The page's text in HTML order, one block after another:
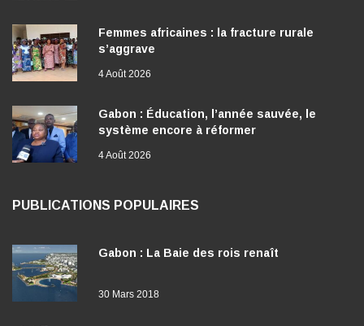
Femmes africaines : la fracture rurale
s’aggrave
4 Août 2026
Gabon : Éducation, l’année sauvée, le
système encore à réformer
4 Août 2026
PUBLICATIONS POPULAIRES
Gabon : La Baie des rois renaît
30 Mars 2018